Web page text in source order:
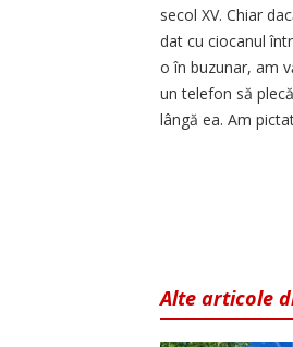
secol XV. Chiar
dat cu ciocanul
o în buzunar, am
un telefon să
lângă ea. Am
Alte articole